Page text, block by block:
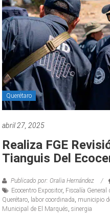
Querétaro
abril 27, 2025
Realiza FGE
Tianguis Del
Publicado por: Oralia Hernández
Ecocentro Expositor, Fiscalía General
Querétaro
labor coordinada municipio
Municipal de El Marqués ,sinergia